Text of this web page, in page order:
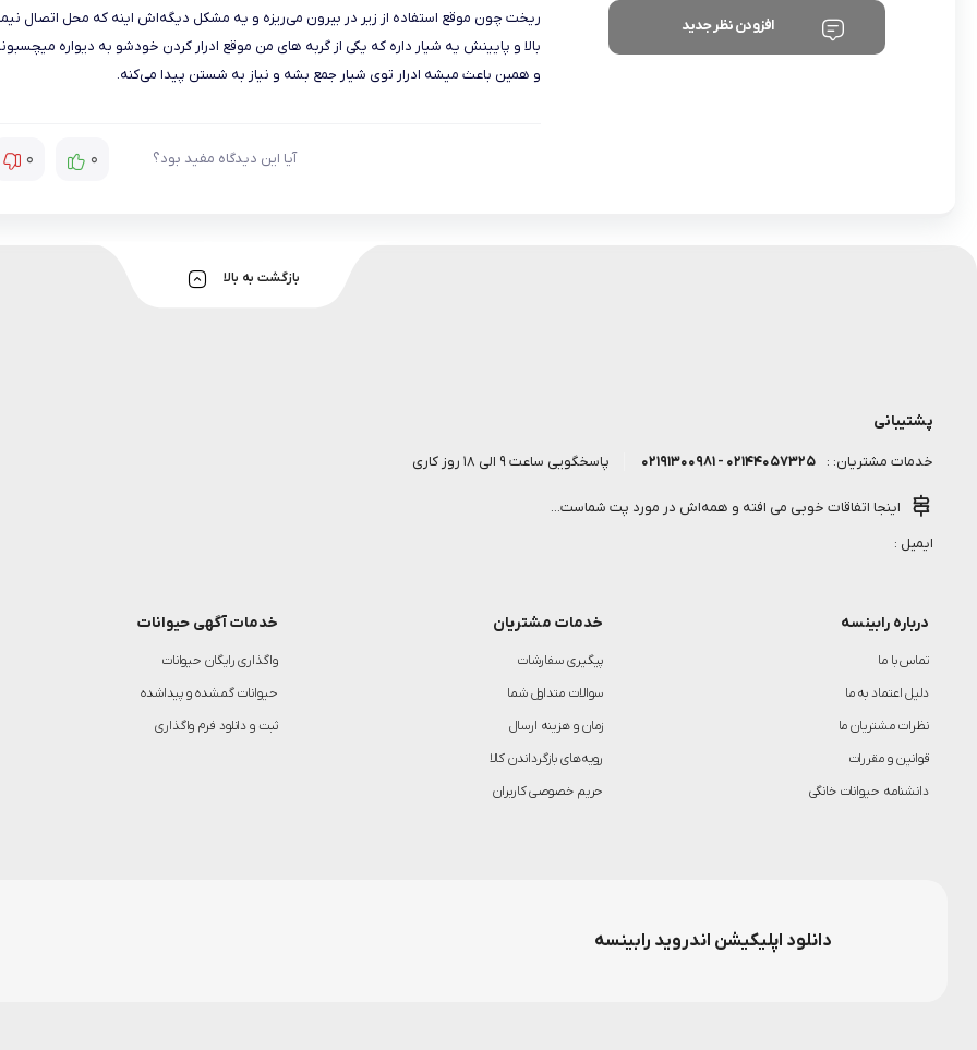
افزودن نظر جدید
ریخت چون موقع استفاده از زیر در بیرون می‌ریزه و یه مشکل دیگه‌اش اینه که محل اتصال
بالا و پایینش یه شیار داره که یکی از گربه های من موقع ادرار کردن خودشو به دیواره
و همین باعث میشه ادرار توی شیار جمع بشه و نیاز به شستن پیدا می‌کنه.
آیا این دیدگاه مفید بود؟ 0
0
بازگشت به بالا
پشتیبانی
خدمات مشتریان: : ۰۲۱۴۴۰۵۷۳۲۵ - ۰۲۱۹۱۳۰۰۹۸۱ پاسخگویی ساعت 9 الی 18 روز کاری
اینجا اتفاقات خوبی می افته و همه‌اش در مورد پت شماست...
ایمیل :
درباره رابینسه
تماس با ما
دلیل اعتماد به ما
نظرات مشتریان ما
قوانین و مقررات
دانشنامه حیوانات خانگی
خدمات مشتریان
پیگیری سفارشات
سوالات متداول شما
زمان و هزینه ارسال
رویه‌های بازگرداندن کالا
حریم خصوصی کاربران
خدمات آگهی حیوانات
واگذاری رایگان حیوانات
حیوانات گمشده و پیداشده
ثبت و دانلود فرم واگذاری
دانلود اپلیکیشن اندروید رابینسه